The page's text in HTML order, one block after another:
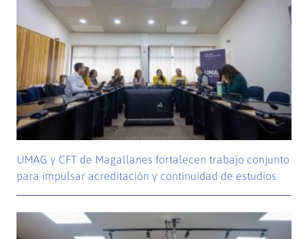
UMAG y CFT de Magallanes fortalecen trabajo conjunto
para impulsar acreditación y continuidad de estudios